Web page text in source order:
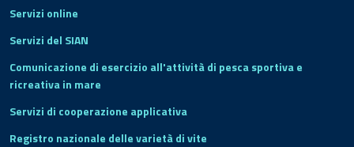
Servizi online
Servizi del SIAN
Comunicazione di esercizio all'attività di pesca sportiva e
ricreativa in mare
Servizi di cooperazione applicativa
Registro nazionale delle varietà di vite